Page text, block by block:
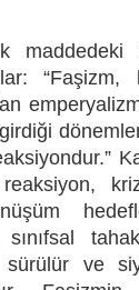
maddedeki
“Faşizm,
sınıfsal
ve